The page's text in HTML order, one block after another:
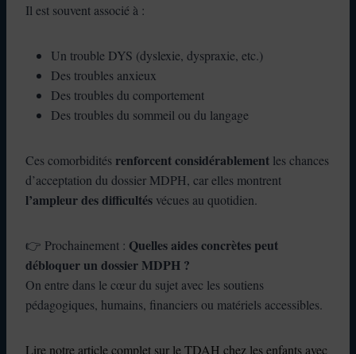
Il est souvent associé à :
Un trouble DYS (dyslexie, dyspraxie, etc.)
Des troubles anxieux
Des troubles du comportement
Des troubles du sommeil ou du langage
Ces comorbidités renforcent considérablement les chances
d’acceptation du dossier MDPH, car elles montrent
l’ampleur des difficultés vécues au quotidien.
👉 Prochainement : Quelles aides concrètes peut
débloquer un dossier MDPH ?
On entre dans le cœur du sujet avec les soutiens
pédagogiques, humains, financiers ou matériels accessibles.
Lire notre article complet sur le TDAH chez les enfants avec